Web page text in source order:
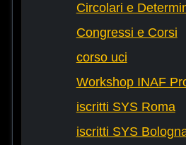
Circolari e
Congressi e Corsi
corso uci
Workshop INAF
iscritti SYS Roma
iscritti SYS